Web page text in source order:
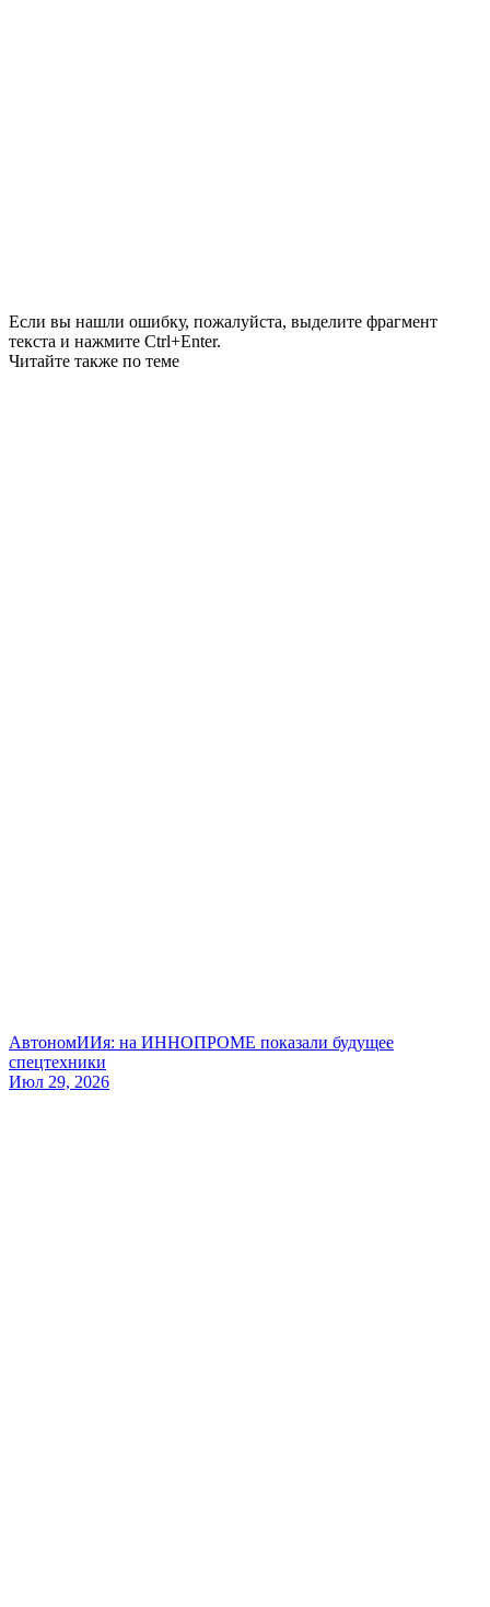
Если вы нашли ошибку, пожалуйста, выделите фрагмент
текста и нажмите Ctrl+Enter.
Читайте также по теме
АвтономИИя: на ИННОПРОМЕ показали будущее
спецтехники
Июл 29, 2026